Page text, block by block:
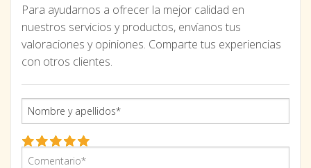
Para ayudarnos a ofrecer la mejor calidad en
nuestros servicios y productos, envíanos tus
valoraciones y opiniones. Comparte tus experiencias
con otros clientes.